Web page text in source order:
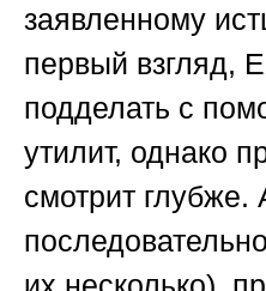
заявленному
первый взгляд,
подделать с
утилит, однако
смотрит глубже.